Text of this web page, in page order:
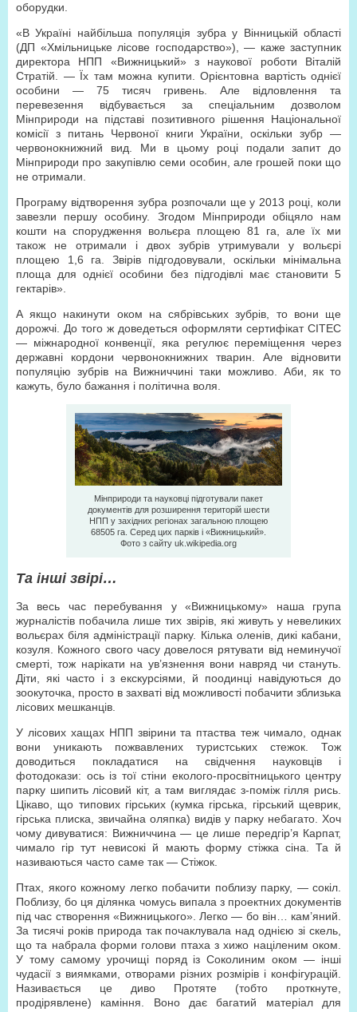
оборудки.
«В Україні найбільша популяція зубра у Вінницькій області
(ДП «Хмільницьке лісове господарство»), — каже заступник
директора НПП «Вижницький» з наукової роботи Віталій
Стратій. — Їх там можна купити. Орієнтовна вартість однієї
особини — 75 тисяч гривень. Але відловлення та
перевезення відбувається за спеціальним дозволом
Мінприроди на підставі позитивного рішення Національної
комісії з питань Червоної книги України, оскільки зубр —
червонокнижний вид. Ми в цьому році подали запит до
Мінприроди про закупівлю семи особин, але грошей поки що
не отримали.
Програму відтворення зубра розпочали ще у 2013 році, коли
завезли першу особину. Згодом Мінприроди обіцяло нам
кошти на спорудження вольєра площею 81 га, але їх ми
також не отримали і двох зубрів утримували у вольєрі
площею 1,6 га. Звірів підгодовували, оскільки мінімальна
площа для однієї особини без підгодівлі має становити 5
гектарів».
А якщо накинути оком на сябрівських зубрів, то вони ще
дорожчі. До того ж доведеться оформляти сертифікат СІТЕС
— міжнародної конвенції, яка регулює переміщення через
державні кордони червонокнижних тварин. Але відновити
популяцію зубрів на Вижниччині таки можливо. Аби, як то
кажуть, було бажання і політична воля.
Мінприроди та науковці підготували пакет
документів для розширення територій шести
НПП у західних регіонах загальною площею
68505 га. Серед цих парків і «Вижницький».
Фото з сайту uk.wikipedia.org
Та інші звірі…
За весь час перебування у «Вижницькому» наша група
журналістів побачила лише тих звірів, які живуть у невеликих
вольєрах біля адміністрації парку. Кілька оленів, дикі кабани,
козуля. Кожного свого часу довелося рятувати від неминучої
смерті, тож нарікати на ув’язнення вони навряд чи стануть.
Діти, які часто і з екскурсіями, й поодинці навідуються до
зоокуточка, просто в захваті від можливості побачити зблизька
лісових мешканців.
У лісових хащах НПП звірини та птаства теж чимало, однак
вони уникають пожвавлених туристських стежок. Тож
доводиться покладатися на свідчення науковців і
фотодокази: ось із тої стіни еколого-просвітницького центру
парку шипить лісовий кіт, а там виглядає з-поміж гілля рись.
Цікаво, що типових гірських (кумка гірська, гірський щеврик,
гірська плиска, звичайна оляпка) видів у парку небагато. Хоч
чому дивуватися: Вижниччина — це лише передгір’я Карпат,
чимало гір тут невисокі й мають форму стіжка сіна. Та й
називаються часто саме так — Стіжок.
Птах, якого кожному легко побачити поблизу парку, — сокіл.
Поблизу, бо ця ділянка чомусь випала з проектних документів
під час створення «Вижницького». Легко — бо він… кам’яний.
За тисячі років природа так почаклувала над однією зі скель,
що та набрала форми голови птаха з хижо націленим оком.
У тому самому урочищі поряд із Соколиним оком — інші
чудасії з виямками, отворами різних розмірів і конфігурацій.
Називається це диво Протяте (тобто проткнуте,
продірявлене) каміння. Воно дає багатий матеріал для